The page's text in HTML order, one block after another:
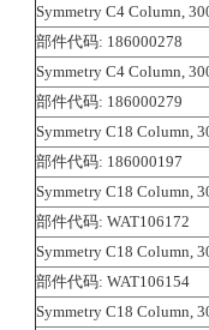
Symmetry C4 Column,
部件代码: 186000278
Symmetry C4 Column,
部件代码: 186000279
Symmetry C18 Column,
部件代码: 186000197
Symmetry C18 Column,
部件代码: WAT106172
Symmetry C18 Column,
部件代码: WAT106154
Symmetry C18 Column,